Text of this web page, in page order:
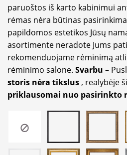
paruoštos iš karto kabinimui
rėmas nėra būtinas
papildomos estetikos Jūsų
asortimente neradote Jums
rekomenduojame rėminimą
rėminimo salone. Svarbu –
storis nėra tikslus , realybėje
priklausomai nuo pasirinkto